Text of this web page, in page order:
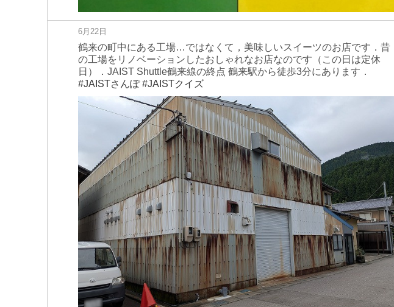
6月22日
鶴来の町中にある工場…ではなくて，美味しいスイーツのお店です．昔
の工場をリノベーションしたおしゃれなお店なのです（この日は定休
日）．JAIST Shuttle鶴来線の終点 鶴来駅から徒歩3分にあります．
#JAISTさんぽ #JAISTクイズ